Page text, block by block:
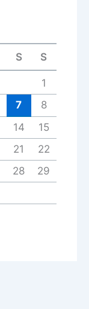
S S
1
7
8
14
15
21
22
28
29